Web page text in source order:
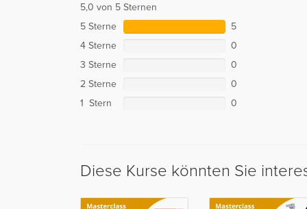
5,0 von 5 Sternen
5 Sterne
5
4 Sterne
0
3 Sterne
0
2 Sterne
0
1 Stern
0
Diese Kurse könnten Sie